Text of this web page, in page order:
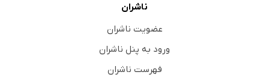
ناشران
عضویت ناشران
ورود به پنل ناشران
فهرست ناشران